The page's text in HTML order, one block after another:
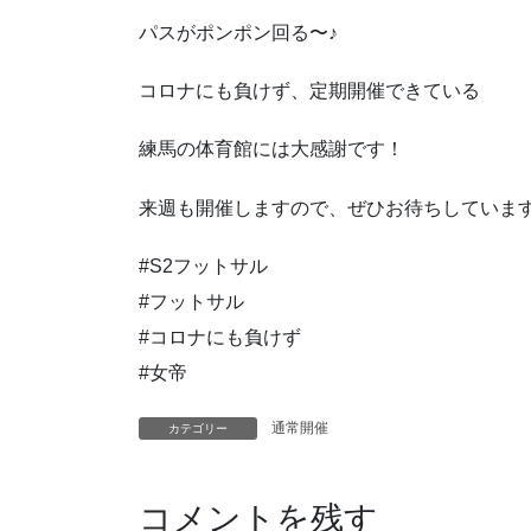
パスがポンポン回る〜♪
コロナにも負けず、定期開催できている
練馬の体育館には大感謝です！
来週も開催しますので、ぜひお待ちしていま
#S2フットサル
#フットサル
#コロナにも負けず
#女帝
カテゴリー 通常開催
コメントを残す